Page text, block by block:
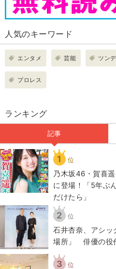
人気のキーワード
エンタメ 芸能 ツン
プロレス
ランキング
記事
1 位
乃木坂46・賀喜
に登場！「5年ぶ
だけたら」
2 位
石井杏奈、アシッ
場所」 俳優の役
3 位